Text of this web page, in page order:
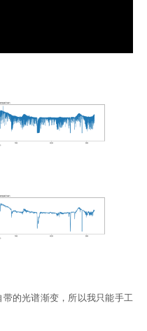
带的光谱渐变，所以我只能手工